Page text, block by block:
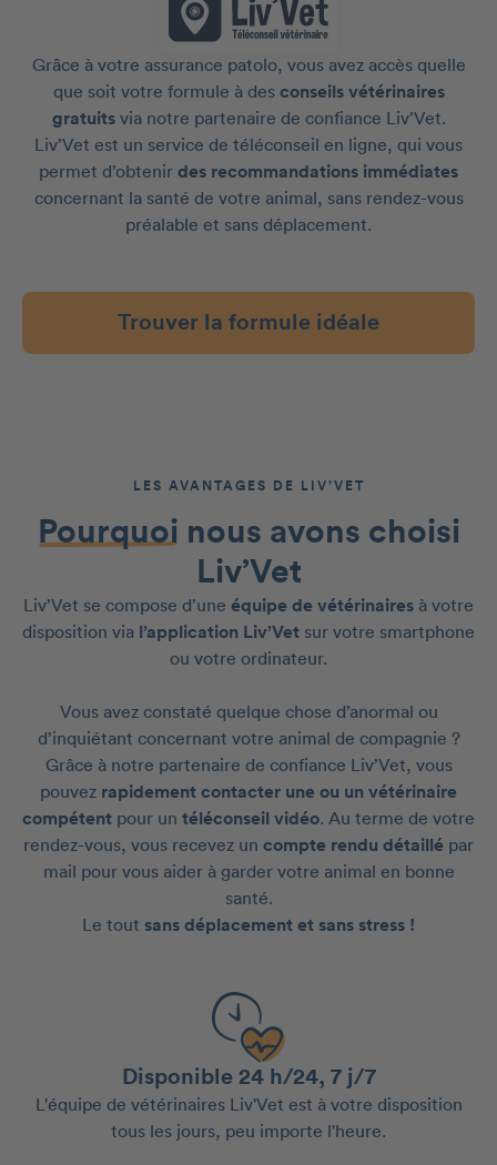
Grâce à votre assurance patolo, vous avez accès quelle
que soit votre formule à des conseils vétérinaires
gratuitsvia notre partenaire de confiance Liv’Vet.
Liv’Vet est un service de téléconseil en ligne, qui vous
permet d’obtenir des recommandations immédiates
concernant la santé de votre animal, sans rendez-vous
préalable et sans déplacement.
Trouver la formule idéale
LES AVANTAGES DE LIV’VET
Pourquoi nous avons choisi
Liv’Vet
Liv’Vet se compose d’une équipe de vétérinaires à votre
disposition via l’application Liv’Vet sur votre smartphone
ou votre ordinateur.
Vous avez constaté quelque chose d’anormal ou
d’inquiétant concernant votre animal de compagnie ?
Grâce à notre partenaire de confiance Liv’Vet, vous
pouvez rapidement contacter une ou un vétérinaire
compétent pour un téléconseil vidéo. Au terme de votre
rendez-vous, vous recevez un compte rendu détaillé par
mail pour vous aider à garder votre animal en bonne
santé.
Le tout sans déplacement et sans stress !
Disponible 24 h/24, 7 j/7
L'équipe de vétérinaires Liv'Vet est à votre disposition
tous les jours, peu importe l'heure.